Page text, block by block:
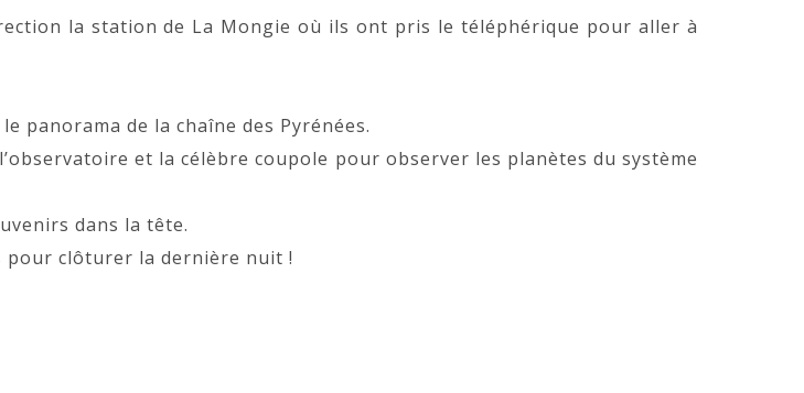
la station de La Mongie où ils ont pris le téléphérique pour aller à
panorama de la chaîne des Pyrénées.
et la célèbre coupole pour observer les planètes du système
dans la tête.
pour clôturer la dernière nuit !